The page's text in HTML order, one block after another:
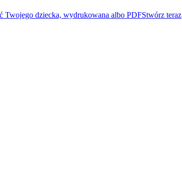
Twojego dziecka, wydrukowana albo PDFStwórz teraz